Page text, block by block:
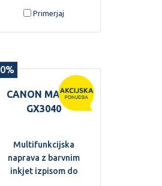
večjim obsegom
skeniranje.
Primerjaj
CANON MAXIFY
GX3040
Multifunkcijska
naprava z barvnim
inkjet izpisom do